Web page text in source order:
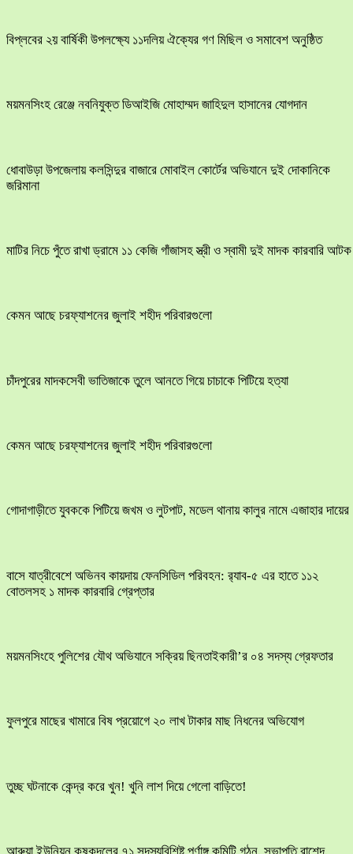
বিপ্লবের ২য় বার্ষিকী উপলক্ষ্যে ১১দলিয় ঐক্যের গণ মিছিল ও সমাবেশ অনুষ্ঠিত
ময়মনসিংহ রেঞ্জে নবনিযুক্ত ডিআইজি মোহাম্মদ জাহিদুল হাসানের যোগদান
ধোবাউড়া উপজেলায় কলসিন্দুর বাজারে মোবাইল কোর্টের অভিযানে দুই দোকানিকে
জরিমানা
মাটির নিচে পুঁতে রাখা ড্রামে ১১ কেজি গাঁজাসহ স্ত্রী ও স্বামী দুই মাদক কারবারি আটক
কেমন আছে চরফ্যাশনের জুলাই শহীদ পরিবারগুলো
চাঁদপুরের মাদকসেবী ভাতিজাকে তুলে আনতে গিয়ে চাচাকে পিটিয়ে হত্যা
কেমন আছে চরফ্যাশনের জুলাই শহীদ পরিবারগুলো
​গোদাগাড়ীতে যুবককে পিটিয়ে জখম ও লুটপাট, মডেল থানায় কালুর নামে এজাহার দায়ের
বাসে যাত্রীবেশে অভিনব কায়দায় ফেনসিডিল পরিবহন: র‍্যাব-৫ এর হাতে ১১২
বোতলসহ ১ মাদক কারবারি গ্রেপ্তার
ময়মনসিংহে পুলিশের যৌথ অভিযানে সক্রিয় ছিনতাইকারী’র ০৪ সদস্য গ্রেফতার
ফুলপুরে মাছের খামারে বিষ প্রয়োগে ২০ লাখ টাকার মাছ নিধনের অভিযোগ
তুচ্ছ ঘটনাকে কেন্দ্র করে খুন! খুনি লাশ দিয়ে গেলো বাড়িতে!